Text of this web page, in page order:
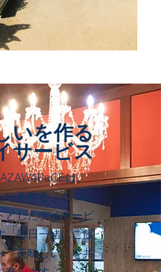
いを作る
サービス
は、
いを作る」をコン
としたデイサービ
。毎日一緒にご飯
「美味しい」を共